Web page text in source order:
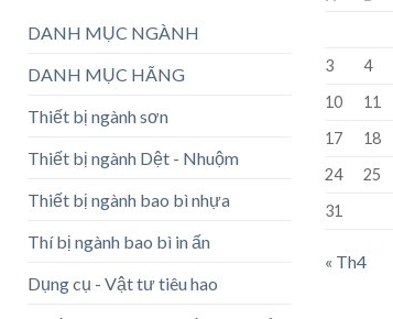
DANH MỤC NGÀNH
DANH MỤC HÃNG
Thiết bị ngành sơn
Thiết bị ngành Dệt - Nhuộm
Thiết bị ngành bao bì nhựa
Thí bị ngành bao bì in ấn
Dụng cụ - Vật tư tiêu hao
3
4
10
11
17
18
24
25
31
« Th4